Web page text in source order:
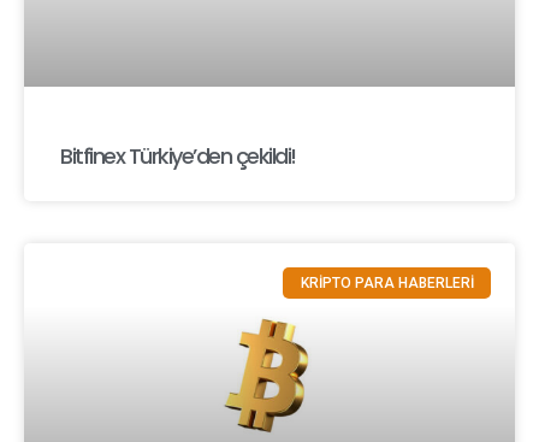
Bitfinex Türkiye’den çekildi!
KRİPTO PARA HABERLERİ